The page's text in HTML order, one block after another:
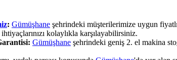
: Gümüşhane şehrindeki müşterilerimize uygun
kolaylıkla karşılayabilirsiniz.
Gümüşhane şehrindeki geniş 2. el makina